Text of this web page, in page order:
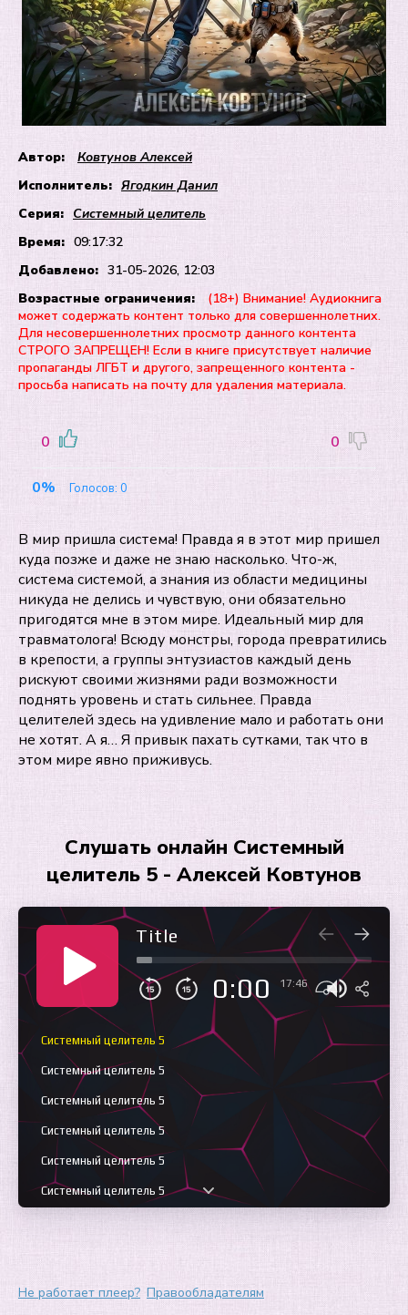
Автор:
Ковтунов Алексей
Исполнитель: Ягодкин Данил
Серия: Системный целитель
Время: 09:17:32
Добавлено: 31-05-2026, 12:03
Возрастные ограничения:
(18+) Внимание! Аудиокнига
может содержать контент только для совершеннолетних.
Для несовершеннолетних просмотр данного контента
СТРОГО ЗАПРЕЩЕН! Если в книге присутствует наличие
пропаганды ЛГБТ и другого, запрещенного контента -
просьба написать на почту для удаления материала.
0 0
0% Голосов: 0
В мир пришла система! Правда я в этот мир пришел
куда позже и даже не знаю насколько. Что-ж,
система системой, а знания из области медицины
никуда не делись и чувствую, они обязательно
пригодятся мне в этом мире. Идеальный мир для
травматолога! Всюду монстры, города превратились
в крепости, а группы энтузиастов каждый день
рискуют своими жизнями ради возможности
поднять уровень и стать сильнее. Правда
целителей здесь на удивление мало и работать они
не хотят. А я… Я привык пахать сутками, так что в
этом мире явно приживусь.
Слушать онлайн Системный
целитель 5 - Алексей Ковтунов
Title
0:00 17:46
Системный целитель 5
Системный целитель 5
Системный целитель 5
Системный целитель 5
Системный целитель 5
Системный целитель 5
Не работает плеер? Правообладателям